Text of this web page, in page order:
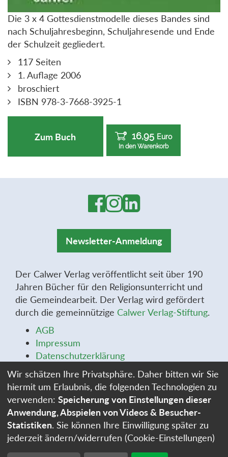
Die 3 x 4 Gottesdienstmodelle dieses Bandes sind
nach Schuljahresbeginn, Schuljahresende und Ende
der Schulzeit gegliedert.
117 Seiten
1. Auflage 2006
broschiert
ISBN 978-3-7668-3925-1
Zum Buch 16,95 Euro
In den Warenkorb
Newsletter-Anmeldung
Der Calwer Verlag veröffentlicht seit über 190
Jahren Bücher für den Religionsunterricht und
die Gemeindearbeit. Der Verlag wird gefördert
durch die gemeinnützige Calwer Verlag-Stiftung.
AGB
Impressum
Datenschutzerklärung
Widerrufsbelehrung
Widerrufsformular
Stellenangebote
Cookie-Einstellungen
Wir schätzen Ihre Privatsphäre. Daher bitten wir Sie
hiermit um Erlaubnis, die folgenden Technologien zu
verwenden: Speicherung von Einstellungen dieser
Anwendung, Abspielen von Videos & Besucher-
Statistiken. Sie können Ihre Einwilligung später zu
jederzeit ändern/widerrufen (Cookie-Einstellungen)